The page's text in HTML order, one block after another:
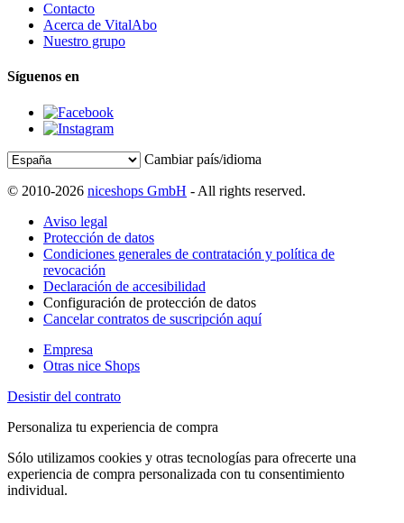
Contacto
Acerca de VitalAbo
Nuestro grupo
Síguenos en
Cambiar país/idioma
© 2010-2026 niceshops GmbH - All rights reserved.
Aviso legal
Protección de datos
Condiciones generales de contratación y política de
revocación
Declaración de accesibilidad
Configuración de protección de datos
Cancelar contratos de suscripción aquí
Empresa
Otras nice Shops
Desistir del contrato
Personaliza tu experiencia de compra
Sólo utilizamos cookies y otras tecnologías para ofrecerte una
experiencia de compra personalizada con tu consentimiento
individual.